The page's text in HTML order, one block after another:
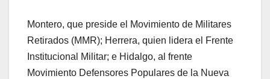
Montero, que preside el Movimiento de Militares
Retirados (MMR); Herrera, quien lidera el Frente
Institucional Militar; e Hidalgo, al frente
Movimiento Defensores Populares de la Nueva